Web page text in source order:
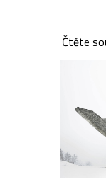
Čtěte